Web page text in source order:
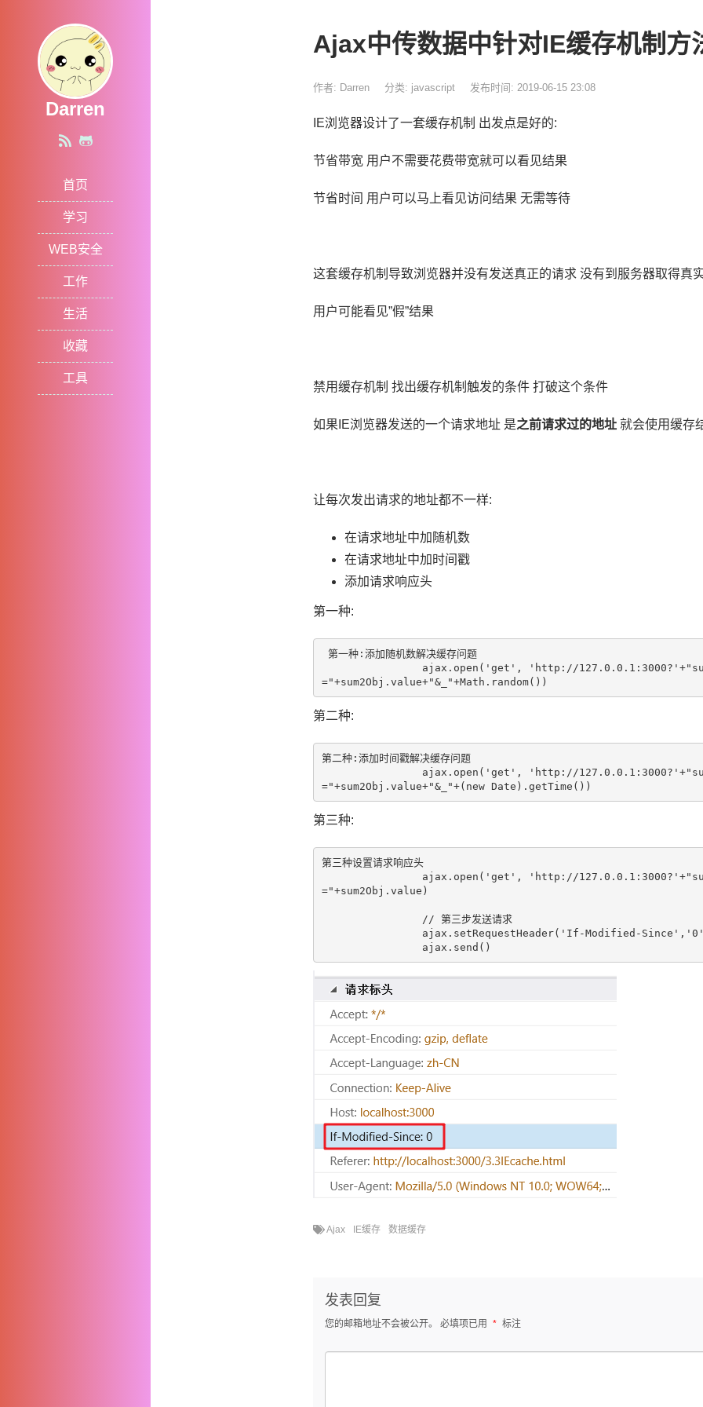
Darren
首页
学习
WEB安全
工作
生活
收藏
工具
Ajax中传数据中针对IE缓存机制方
作者: Darren 分类: javascript 发布时间: 2019-06-15 23:08
IE浏览器设计了一套缓存机制 出发点是好的:
节省带宽 用户不需要花费带宽就可以看见结果
节省时间 用户可以马上看见访问结果 无需等待
这套缓存机制导致浏览器并没有发送真正的请求 没有到服务器取得真
用户可能看见”假”结果
禁用缓存机制 找出缓存机制触发的条件 打破这个条件
如果IE浏览器发送的一个请求地址 是之前请求过的地址 就会使用缓存
让每次发出请求的地址都不一样:
在请求地址中加随机数
在请求地址中加时间戳
添加请求响应头
第一种:
="+sum2Obj.value+"&_"+Math.random())
第二种:
第二种:添加时间戳解决缓存问题
="+sum2Obj.value+"&_"+(new Date).getTime())
第三种:
第三种设置请求响应头
="+sum2Obj.value)
                ajax.send()
Ajax IE缓存 数据缓存
发表回复
您的邮箱地址不会被公开。 必填项已用 * 标注